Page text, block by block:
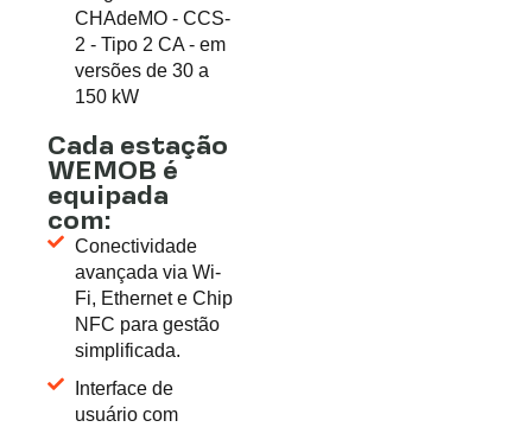
CHAdeMO - CCS-
2 - Tipo 2 CA - em
versões de 30 a
150 kW
Cada estação
WEMOB é
equipada
com:
Conectividade
avançada via Wi-
Fi, Ethernet e Chip
NFC para gestão
simplificada.
Interface de
usuário com